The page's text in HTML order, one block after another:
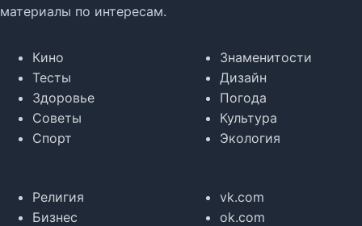
материалы по интересам.
Кино
Тесты
Здоровье
Советы
Спорт
Знаменитости
Дизайн
Погода
Культура
Экология
Религия
Бизнес
vk.com
ok.com